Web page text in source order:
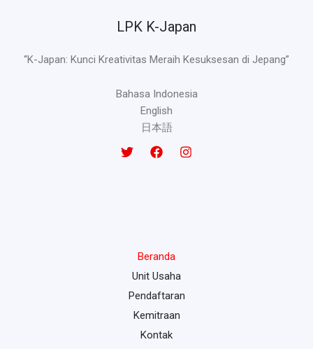
LPK K-Japan
“K-Japan: Kunci Kreativitas Meraih Kesuksesan di Jepang”
Bahasa Indonesia
English
日本語
Beranda
Unit Usaha
Pendaftaran
Kemitraan
Kontak